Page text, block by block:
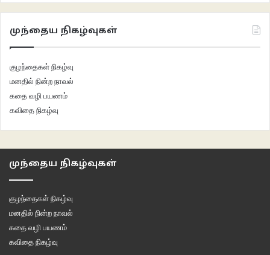
முந்தைய நிகழ்வுகள்
குழந்தைகள் நிகழ்வு
மனதில் நின்ற நாவல்
கதை வழி பயணம்
கவிதை நிகழ்வு
முந்தைய நிகழ்வுகள்
குழந்தைகள் நிகழ்வு
மனதில் நின்ற நாவல்
கதை வழி பயணம்
கவிதை நிகழ்வு